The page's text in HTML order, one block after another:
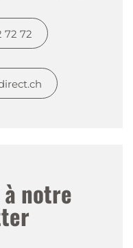
72 72
notre